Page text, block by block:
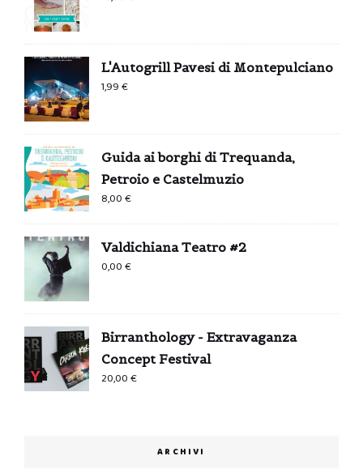
L'Autogrill Pavesi di Montepulciano
1,99€
Guida ai borghi di Trequanda,
Petroio e Castelmuzio
8,00€
Valdichiana Teatro #2
0,00€
Birranthology - Extravaganza
Concept Festival
20,00€
ARCHIVI